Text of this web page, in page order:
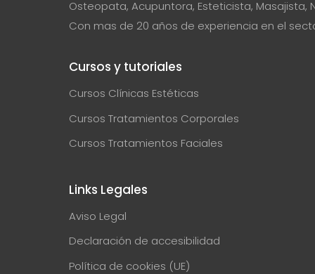
Osteopata, Acupuntora, Esteticista, Masajista,
Con mas de 20 años de experiencia en el
Cursos y tutoriales
Cursos Clínicas Estéticas
Cursos Tratamientos Corporales
Cursos Tratamientos Faciales
Links Legales
Aviso Legal
Declaración de accesibilidad
Política de cookies (UE)